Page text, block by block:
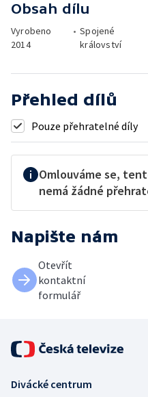
Obsah dílu
Vyrobeno
2014
• Spojené
království
Přehled dílů
Pouze přehratelné díly
Omlouváme se,
nemá žádné
Napište nám
Otevřít
kontaktní
formulář
Divácké centrum